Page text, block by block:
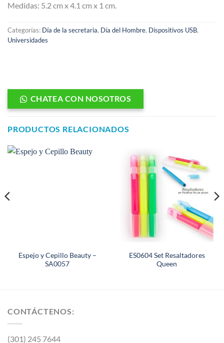
Medidas: 5.2 cm x 4.1 cm x 1 cm.
Categorías: Día de la secretaria, Día del Hombre, Dispositivos USB,
Universidades
CHATEA CON NOSOTROS
PRODUCTOS RELACIONADOS
Espejo y Cepillo Beauty –
SA0057
ES0604 Set Resaltadores
Queen
CONTÁCTENOS:
(301) 245 7644